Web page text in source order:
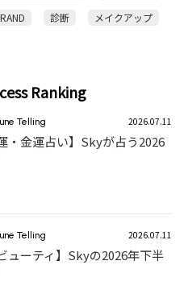
診断 メイクアップ
Ranking
Telling 2026.07.11
・金運占い】Skyが占う2026
Telling 2026.07.11
ューティ】Skyの2026年下半